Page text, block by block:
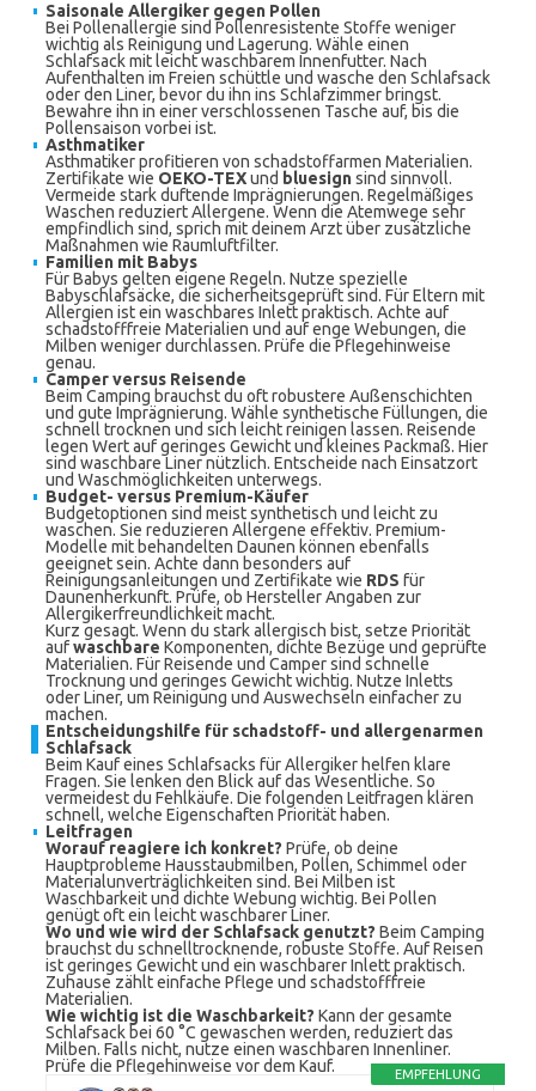
Saisonale Allergiker gegen Pollen
Bei Pollenallergie sind Pollenresistente Stoffe weniger
wichtig als Reinigung und Lagerung. Wähle einen
Schlafsack mit leicht waschbarem Innenfutter. Nach
Aufenthalten im Freien schüttle und wasche den Schlafsack
oder den Liner, bevor du ihn ins Schlafzimmer bringst.
Bewahre ihn in einer verschlossenen Tasche auf, bis die
Pollensaison vorbei ist.
Asthmatiker
Asthmatiker profitieren von schadstoffarmen Materialien.
Zertifikate wie OEKO-TEXund bluesignsind sinnvoll.
Vermeide stark duftende Imprägnierungen. Regelmäßiges
Waschen reduziert Allergene. Wenn die Atemwege sehr
empfindlich sind, sprich mit deinem Arzt über zusätzliche
Maßnahmen wie Raumluftfilter.
Familien mit Babys
Für Babys gelten eigene Regeln. Nutze spezielle
Babyschlafsäcke, die sicherheitsgeprüft sind. Für Eltern mit
Allergien ist ein waschbares Inlett praktisch. Achte auf
schadstofffreie Materialien und auf enge Webungen, die
Milben weniger durchlassen. Prüfe die Pflegehinweise
genau.
Camper versus Reisende
Beim Camping brauchst du oft robustere Außenschichten
und gute Imprägnierung. Wähle synthetische Füllungen, die
schnell trocknen und sich leicht reinigen lassen. Reisende
legen Wert auf geringes Gewicht und kleines Packmaß. Hier
sind waschbare Liner nützlich. Entscheide nach Einsatzort
und Waschmöglichkeiten unterwegs.
Budget- versus Premium-Käufer
Budgetoptionen sind meist synthetisch und leicht zu
waschen. Sie reduzieren Allergene effektiv. Premium-
Modelle mit behandelten Daunen können ebenfalls
geeignet sein. Achte dann besonders auf
Reinigungsanleitungen und Zertifikate wie RDS für
Daunenherkunft. Prüfe, ob Hersteller Angaben zur
Allergikerfreundlichkeit macht.
Kurz gesagt. Wenn du stark allergisch bist, setze Priorität
aufwaschbare Komponenten, dichte Bezüge und geprüfte
Materialien. Für Reisende und Camper sind schnelle
Trocknung und geringes Gewicht wichtig. Nutze Inletts
oder Liner, um Reinigung und Auswechseln einfacher zu
machen.
Entscheidungshilfe für schadstoff- und allergenarmen
Schlafsack
Beim Kauf eines Schlafsacks für Allergiker helfen klare
Fragen. Sie lenken den Blick auf das Wesentliche. So
vermeidest du Fehlkäufe. Die folgenden Leitfragen klären
schnell, welche Eigenschaften Priorität haben.
Leitfragen
Worauf reagiere ich konkret? Prüfe, ob deine
Hauptprobleme Hausstaubmilben, Pollen, Schimmel oder
Materialunverträglichkeiten sind. Bei Milben ist
Waschbarkeit und dichte Webung wichtig. Bei Pollen
genügt oft ein leicht waschbarer Liner.
Wo und wie wird der Schlafsack genutzt? Beim Camping
brauchst du schnelltrocknende, robuste Stoffe. Auf Reisen
ist geringes Gewicht und ein waschbarer Inlett praktisch.
Zuhause zählt einfache Pflege und schadstofffreie
Materialien.
Wie wichtig ist die Waschbarkeit? Kann der gesamte
Schlafsack bei 60 °C gewaschen werden, reduziert das
Milben. Falls nicht, nutze einen waschbaren Innenliner.
Prüfe die Pflegehinweise vor dem Kauf.
EMPFEHLUNG